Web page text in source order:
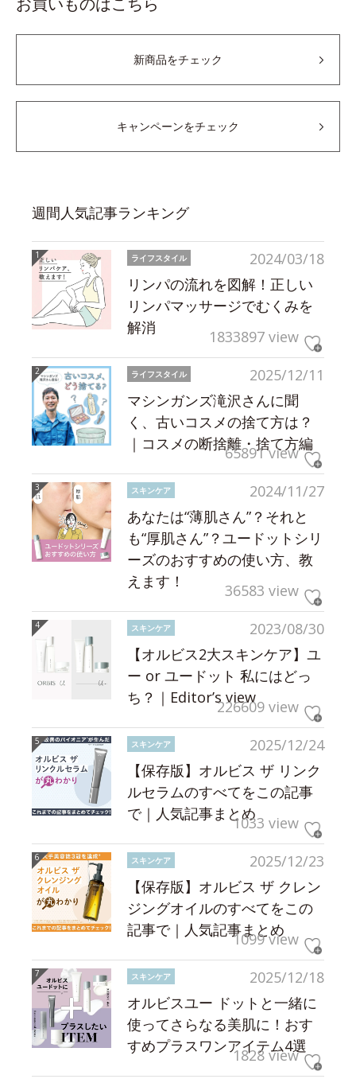
新商品をチェック
キャンペーンをチェック
週間人気記事ランキング
2024/03/18
ライフスタイル
リンパの流れを図解！正しい
リンパマッサージでむくみを
解消
1833897 view
2025/12/11
ライフスタイル
マシンガンズ滝沢さんに聞
く、古いコスメの捨て方は？
｜コスメの断捨離・捨て方編
65891 view
2024/11/27
スキンケア
あなたは“薄肌さん”？それと
も“厚肌さん”？ユードットシリ
ーズのおすすめの使い方、教
えます！
36583 view
2023/08/30
スキンケア
【オルビス2大スキンケア】ユ
ー or ユードット 私にはどっ
ち？｜Editor’s view226609 view
2025/12/24
スキンケア
【保存版】オルビス ザ リンク
ルセラムのすべてをこの記事
で｜人気記事まとめ1033 view
2025/12/23
スキンケア
【保存版】オルビス ザ クレン
ジングオイルのすべてをこの
記事で｜人気記事まとめ
1099 view
2025/12/18
スキンケア
オルビスユー ドットと一緒に
使ってさらなる美肌に！おす
すめプラスワンアイテム4選
1828 view